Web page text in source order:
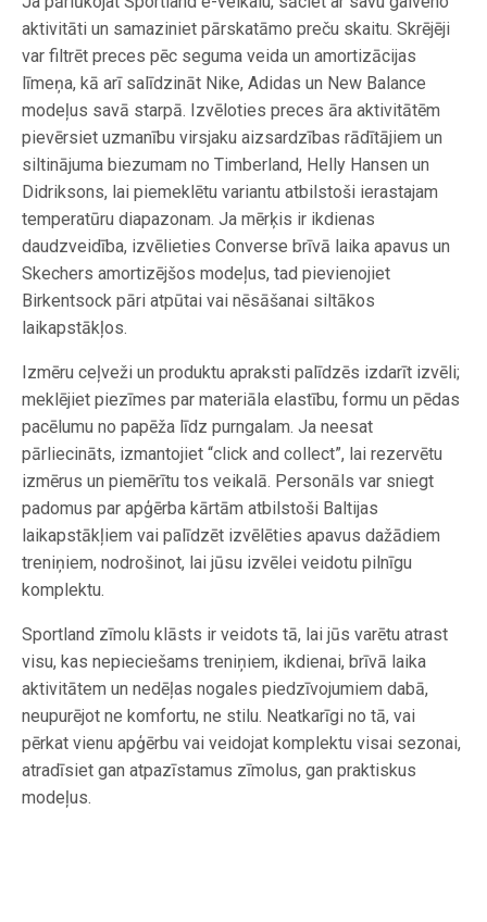
aktivitāti un samaziniet pārskatāmo preču skaitu. Skrējēji
var filtrēt preces pēc seguma veida un amortizācijas
līmeņa, kā arī salīdzināt Nike, Adidas un New Balance
modeļus savā starpā. Izvēloties preces āra aktivitātēm
pievērsiet uzmanību virsjaku aizsardzības rādītājiem un
siltinājuma biezumam no Timberland, Helly Hansen un
Didriksons, lai piemeklētu variantu atbilstoši ierastajam
temperatūru diapazonam. Ja mērķis ir ikdienas
daudzveidība, izvēlieties Converse brīvā laika apavus un
Skechers amortizējšos modeļus, tad pievienojiet
Birkentsock pāri atpūtai vai nēsāšanai siltākos
laikapstākļos.
Izmēru ceļveži un produktu apraksti palīdzēs izdarīt izvēli;
meklējiet piezīmes par materiāla elastību, formu un pēdas
pacēlumu no papēža līdz purngalam. Ja neesat
pārliecināts, izmantojiet “click and collect”, lai rezervētu
izmērus un piemērītu tos veikalā. Personāls var sniegt
padomus par apģērba kārtām atbilstoši Baltijas
laikapstākļiem vai palīdzēt izvēlēties apavus dažādiem
treniņiem, nodrošinot, lai jūsu izvēlei veidotu pilnīgu
komplektu.
Sportland zīmolu klāsts ir veidots tā, lai jūs varētu atrast
visu, kas nepieciešams treniņiem, ikdienai, brīvā laika
aktivitātem un nedēļas nogales piedzīvojumiem dabā,
neupurējot ne komfortu, ne stilu. Neatkarīgi no tā, vai
pērkat vienu apģērbu vai veidojat komplektu visai sezonai,
atradīsiet gan atpazīstamus zīmolus, gan praktiskus
modeļus.